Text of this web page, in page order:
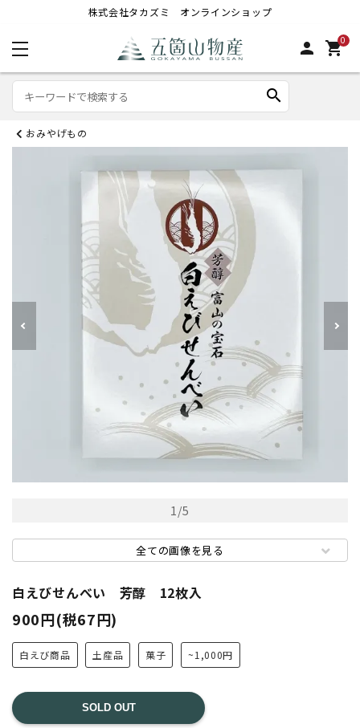
株式会社タカズミ オンラインショップ
person 0
shopping_cart
search
おみやげもの
1/5
全ての画像を見る
白えびせんべい 芳醇 12枚入
900円(税67円)
白えび商品 土産品 菓子 ~1,000円
SOLD OUT